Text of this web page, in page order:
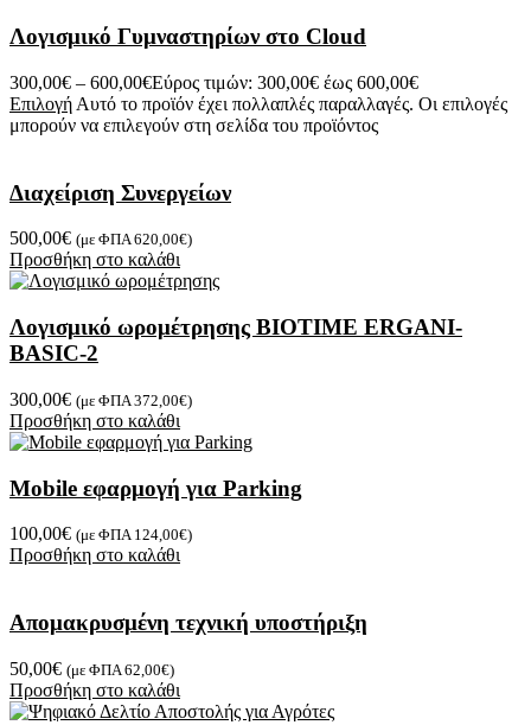
Λογισμικό Γυμναστηρίων στο Cloud
300,00€ – 600,00€Εύρος τιμών: 300,00€ έως 600,00€
Επιλογή Αυτό το προϊόν έχει πολλαπλές παραλλαγές. Οι επιλογές
μπορούν να επιλεγούν στη σελίδα του προϊόντος
Διαχείριση Συνεργείων
500,00€ (με ΦΠΑ620,00€)
Προσθήκη στο καλάθι
Λογισμικό ωρομέτρησης BIOTIME ERGANI-
BASIC-2
300,00€ (με ΦΠΑ 372,00€)
Προσθήκη στο καλάθι
Mobile εφαρμογή για Parking
100,00€ (με ΦΠΑ124,00€)
Προσθήκη στο καλάθι
Απομακρυσμένη τεχνική υποστήριξη
50,00€ (με ΦΠΑ 62,00€)
Προσθήκη στο καλάθι